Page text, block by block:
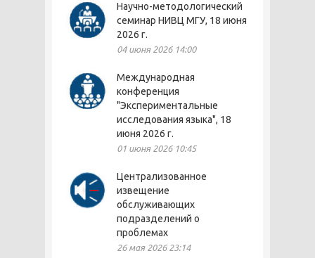
Научно-методологический
семинар НИВЦ МГУ, 18 июня
2026 г.
04 июня 2026 14:00
Международная
конференция
"Экспериментальные
исследования языка", 18
июня 2026 г.
01 июня 2026 10:45
Централизованное
извещение
обслуживающих
подразделений о
проблемах
26 мая 2026 23:14